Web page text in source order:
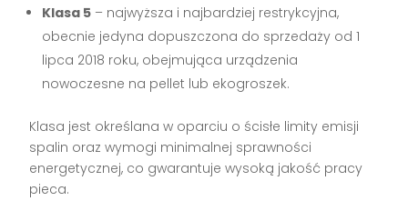
Klasa 5 – najwyższa i najbardziej restrykcyjna,
obecnie jedyna dopuszczona do sprzedaży od 1
lipca 2018 roku, obejmująca urządzenia
nowoczesne na pellet lub ekogroszek.
Klasa jest określana w oparciu o ścisłe limity emisji
spalin oraz wymogi minimalnej sprawności
energetycznej, co gwarantuje wysoką jakość pracy
pieca.